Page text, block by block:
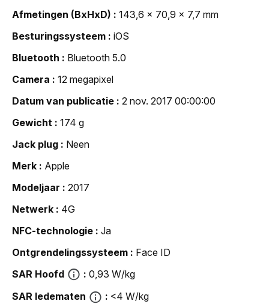
Afmetingen (BxHxD)
143,6 x 70,9 x 7,7 mm
Besturingssysteem
iOS
Bluetooth
Bluetooth 5.0
Camera
12 megapixel
Datum van publicatie
2 nov. 2017 00:00:00
Gewicht
174 g
Jack plug
Neen
Merk
Apple
Modeljaar
2017
Netwerk
4G
NFC-technologie
Ja
Ontgrendelingssysteem
Face ID
SAR Hoofd
0,93 W/kg
SAR ledematen
<4 W/kg